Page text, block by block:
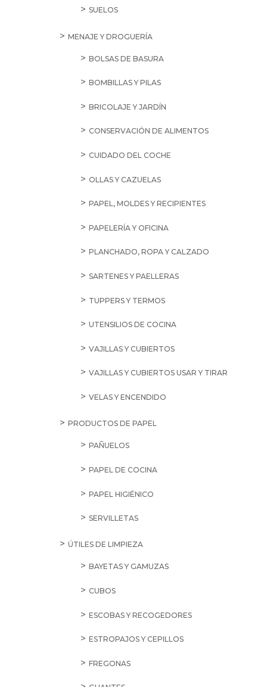
SUELOS
MENAJE Y DROGUERÍA
BOLSAS DE BASURA
BOMBILLAS Y PILAS
BRICOLAJE Y JARDÍN
CONSERVACIÓN DE ALIMENTOS
CUIDADO DEL COCHE
OLLAS Y CAZUELAS
PAPEL, MOLDES Y RECIPIENTES
PAPELERÍA Y OFICINA
PLANCHADO, ROPA Y CALZADO
SARTENES Y PAELLERAS
TUPPERS Y TERMOS
UTENSILIOS DE COCINA
VAJILLAS Y CUBIERTOS
VAJILLAS Y CUBIERTOS USAR Y TIRAR
VELAS Y ENCENDIDO
PRODUCTOS DE PAPEL
PAÑUELOS
PAPEL DE COCINA
PAPEL HIGIÉNICO
SERVILLETAS
ÚTILES DE LIMPIEZA
BAYETAS Y GAMUZAS
CUBOS
ESCOBAS Y RECOGEDORES
ESTROPAJOS Y CEPILLOS
FREGONAS